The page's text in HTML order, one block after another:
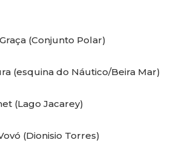
(Conjunto Polar)
(esquina do Náutico/Beira Mar)
(Lago Jacarey)
(Dionisio Torres)